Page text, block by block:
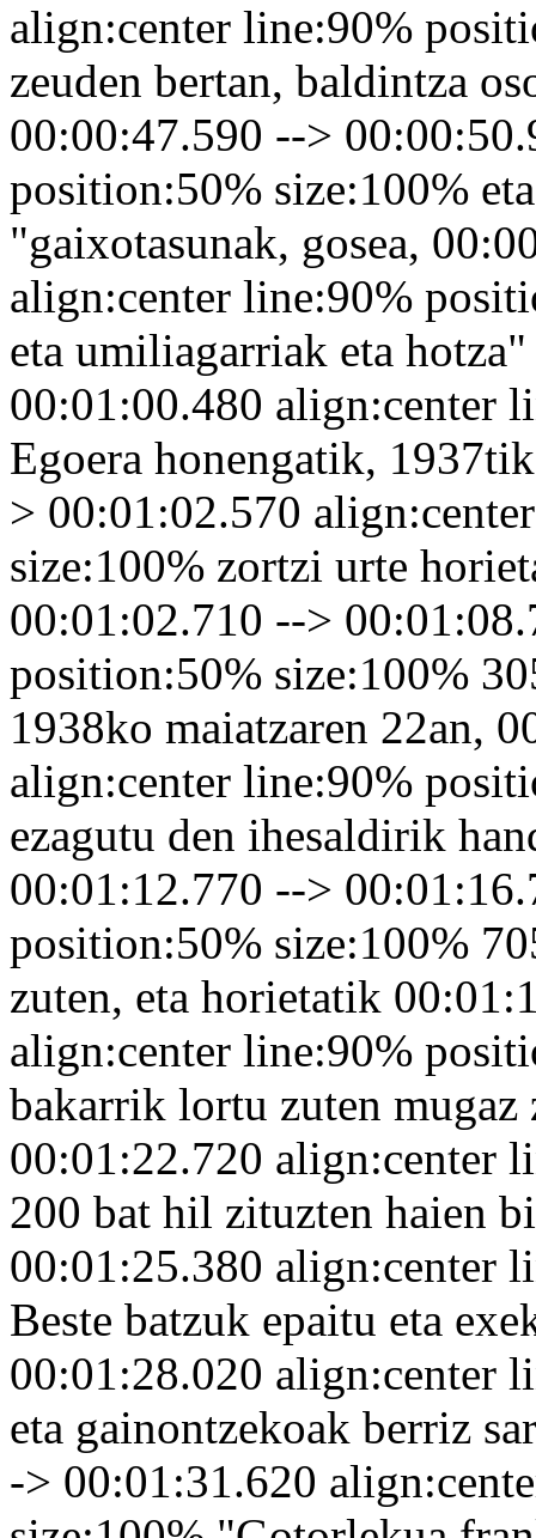
align:center line:90%
zeuden bertan, baldintza
00:00:47.590 -->
position:50% size:100%
"gaixotasunak, gosea,
align:center line:90%
eta umiliagarriak eta
00:01:00.480 align:center
Egoera honengatik,
> 00:01:02.570
size:100% zortzi urte
00:01:02.710 -->
position:50% size:100%
1938ko maiatzaren 22an,
align:center line:90%
ezagutu den ihesaldirik
00:01:12.770 -->
position:50% size:100%
zuten, eta horietatik
align:center line:90%
bakarrik lortu zuten mugaz
00:01:22.720 align:center
200 bat hil zituzten haien
00:01:25.380 align:center
Beste batzuk epaitu eta
00:01:28.020 align:center
eta gainontzekoak berriz
-> 00:01:31.620